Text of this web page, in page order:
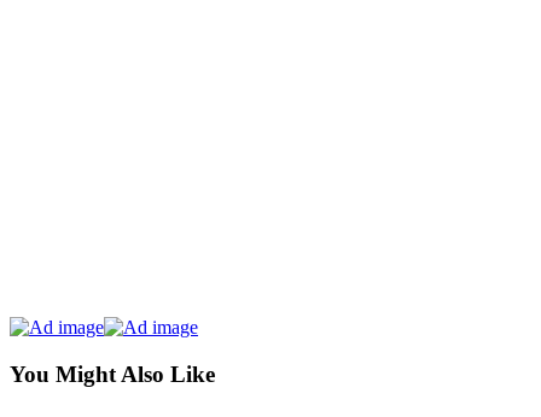
You Might Also Like